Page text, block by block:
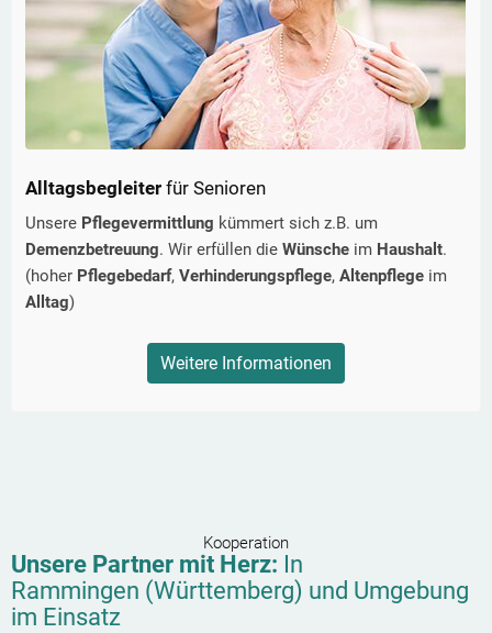
Alltagsbegleiter für Senioren
Unsere Pflegevermittlung kümmert sich z.B. um
Demenzbetreuung. Wir erfüllen die Wünsche im Haushalt.
(hoher Pflegebedarf, Verhinderungspflege, Altenpflege im
Alltag)
Weitere Informationen
Kooperation
Unsere Partner mit Herz: In
Rammingen (Württemberg) und Umgebung
im Einsatz